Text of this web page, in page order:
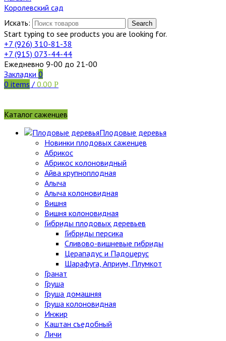
Искать: Search
Start typing to see products you are looking for.
+7 (926) 310-81-38
+7 (915) 073-44-44
Ежедневно 9-00 до 21-00
Закладки 0
0 items / 0.00 Р
Каталог саженцев
Плодовые деревья
Новинки плодовых саженцев
Абрикос
Абрикос колоновидный
Айва крупноплодная
Алыча
Алыча колоновидная
Вишня
Вишня колоновидная
Гибриды плодовых деревьев
Гибриды персика
Сливово-вишневые гибриды
Церападус и Падоцерус
Шарафуга, Априум, Плумкот
Гранат
Груша
Груша домашняя
Груша колоновидная
Инжир
Каштан съедобный
Личи